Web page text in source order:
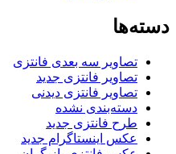
دسته‌ها
تصاویر سه بعدی فانتزی
تصاویر فانتزی جدید
تصاویر فانتزی دیدنی
دسته‌بندی نشده
طرح فانتزی جدید
عکس اینستاگرام جدید